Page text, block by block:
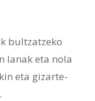
bultzatzeko
lanak eta nola
eta gizarte-